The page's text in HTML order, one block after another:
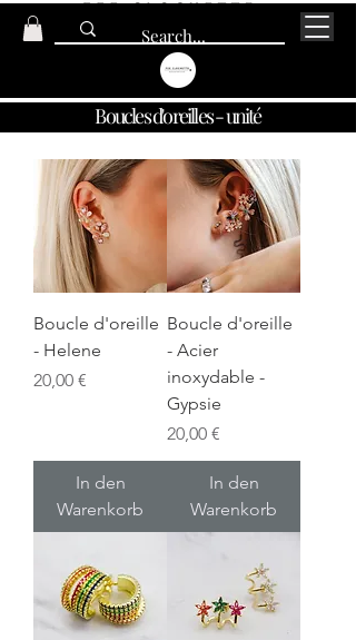
Boucles d'oreilles - unité
Boucle d'oreille
- Helene
Preis
20,00 €
In den
Warenkorb
Boucle d'oreille
- Acier
inoxydable -
Gypsie
Preis
20,00 €
In den
Warenkorb